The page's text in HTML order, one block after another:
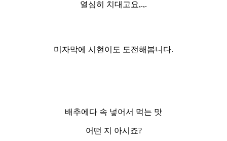
열심히 치대고요,.,.
미자막에 시현이도 도전해봅니다.
배추에다 속 넣어서 먹는 맛
어떤 지 아시죠?